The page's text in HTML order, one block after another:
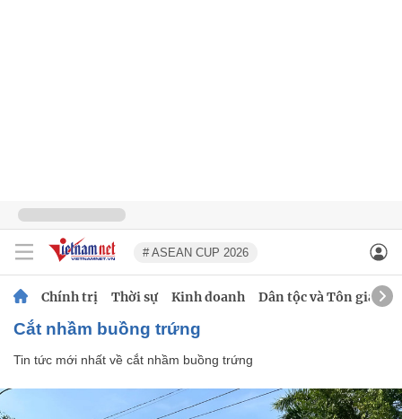
# ASEAN CUP 2026
Chính trị Thời sự Kinh doanh Dân tộc và Tôn giáo
cắt nhầm buồng trứng
Tin tức mới nhất về cắt nhầm buồng trứng